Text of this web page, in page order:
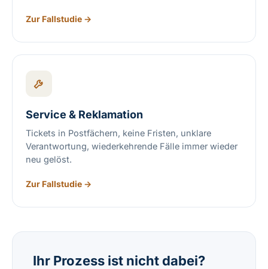
Zur Fallstudie →
Service & Reklamation
Tickets in Postfächern, keine Fristen, unklare
Verantwortung, wiederkehrende Fälle immer wieder
neu gelöst.
Zur Fallstudie →
Ihr Prozess ist nicht dabei?